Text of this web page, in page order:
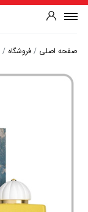
صفحه اصلی / فروشگاه /